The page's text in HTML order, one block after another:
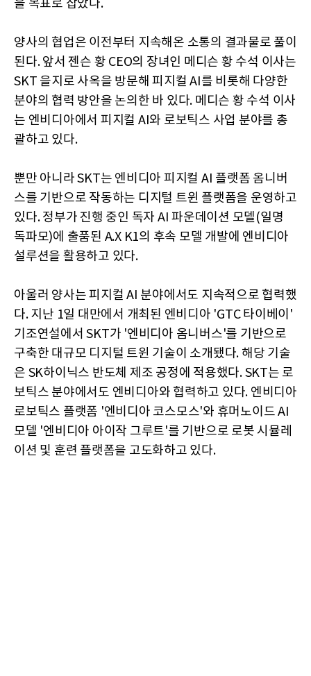
을 목표로 잡았다.
양사의 협업은 이전부터 지속해온 소통의 결과물로 풀이
된다. 앞서 젠슨 황 CEO의 장녀인 메디슨 황 수석 이사는
SKT 을지로 사옥을 방문해 피지컬 AI를 비롯해 다양한
분야의 협력 방안을 논의한 바 있다. 메디슨 황 수석 이사
는 엔비디아에서 피지컬 AI와 로보틱스 사업 분야를 총
괄하고 있다.
뿐만 아니라 SKT는 엔비디아 피지컬 AI 플랫폼 옴니버
스를 기반으로 작동하는 디지털 트윈 플랫폼을 운영하고
있다. 정부가 진행 중인 독자 AI 파운데이션 모델(일명
독파모)에 출품된 A.X K1의 후속 모델 개발에 엔비디아
설루션을 활용하고 있다.
아울러 양사는 피지컬 AI 분야에서도 지속적으로 협력했
다. 지난 1일 대만에서 개최된 엔비디아 'GTC 타이베이'
기조연설에서 SKT가 '엔비디아 옴니버스'를 기반으로
구축한 대규모 디지털 트윈 기술이 소개됐다. 해당 기술
은 SK하이닉스 반도체 제조 공정에 적용했다. SKT는 로
보틱스 분야에서도 엔비디아와 협력하고 있다. 엔비디아
로보틱스 플랫폼 '엔비디아 코스모스'와 휴머노이드 AI
모델 '엔비디아 아이작 그루트'를 기반으로 로봇 시뮬레
이션 및 훈련 플랫폼을 고도화하고 있다.